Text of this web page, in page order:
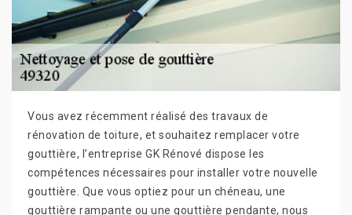
Vous avez récemment réalisé des travaux de
rénovation de toiture, et souhaitez remplacer votre
gouttière, l’entreprise GK Rénové dispose les
compétences nécessaires pour installer votre nouvelle
gouttière. Que vous optiez pour un chéneau, une
gouttière rampante ou une gouttière pendante, nous